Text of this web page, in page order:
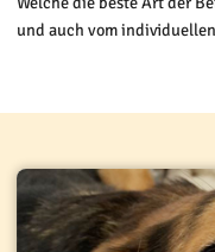
und auch vom